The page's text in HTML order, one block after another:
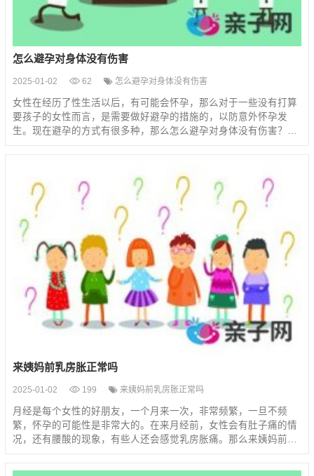
怎么避孕对身体没有伤害
2025-01-02 62 怎么避孕对身体没有伤害
女性在经历了性生活以后，有可能会怀孕，那么对于一些没有打算
要孩子的女性而言，是需要做好避孕的措施的，以防意外怀孕发
生。现在避孕的方式有很多种，那么怎么避孕对身体没有伤害？…
来姨妈前乳房胀正常吗
2025-01-02 199 来姨妈前乳房胀正常吗
月经是每个女性的好朋友，一个月来一次，非常频繁，一旦不频
繁，怀孕的可能性是非常大的。在来月经前，女性会有肚子痛的情
况，还有腰酸的现象，有些人还会感觉乳房胀痛。那么来姨妈前…